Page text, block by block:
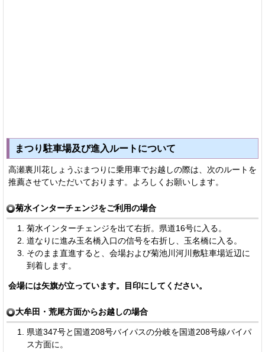
まつり駐車場及び進入ルートについて
高瀬裏川花しょうぶまつりに乗用車でお越しの際は、次のルートを
推薦させていただいております。よろしくお願いします。
菊水インターチェンジをご利用の場合
菊水インターチェンジを出て右折。県道16号に入る。
道なりに進み玉名橋入口の信号を右折し、玉名橋に入る。
そのまま直進すると、会場および菊池川河川敷駐車場近辺に
到着します。
会場には矢旗が立っています。目印にしてください。
大牟田・荒尾方面からお越しの場合
県道347号と国道208号バイパスの分岐を国道208号線バイパ
ス方面に。